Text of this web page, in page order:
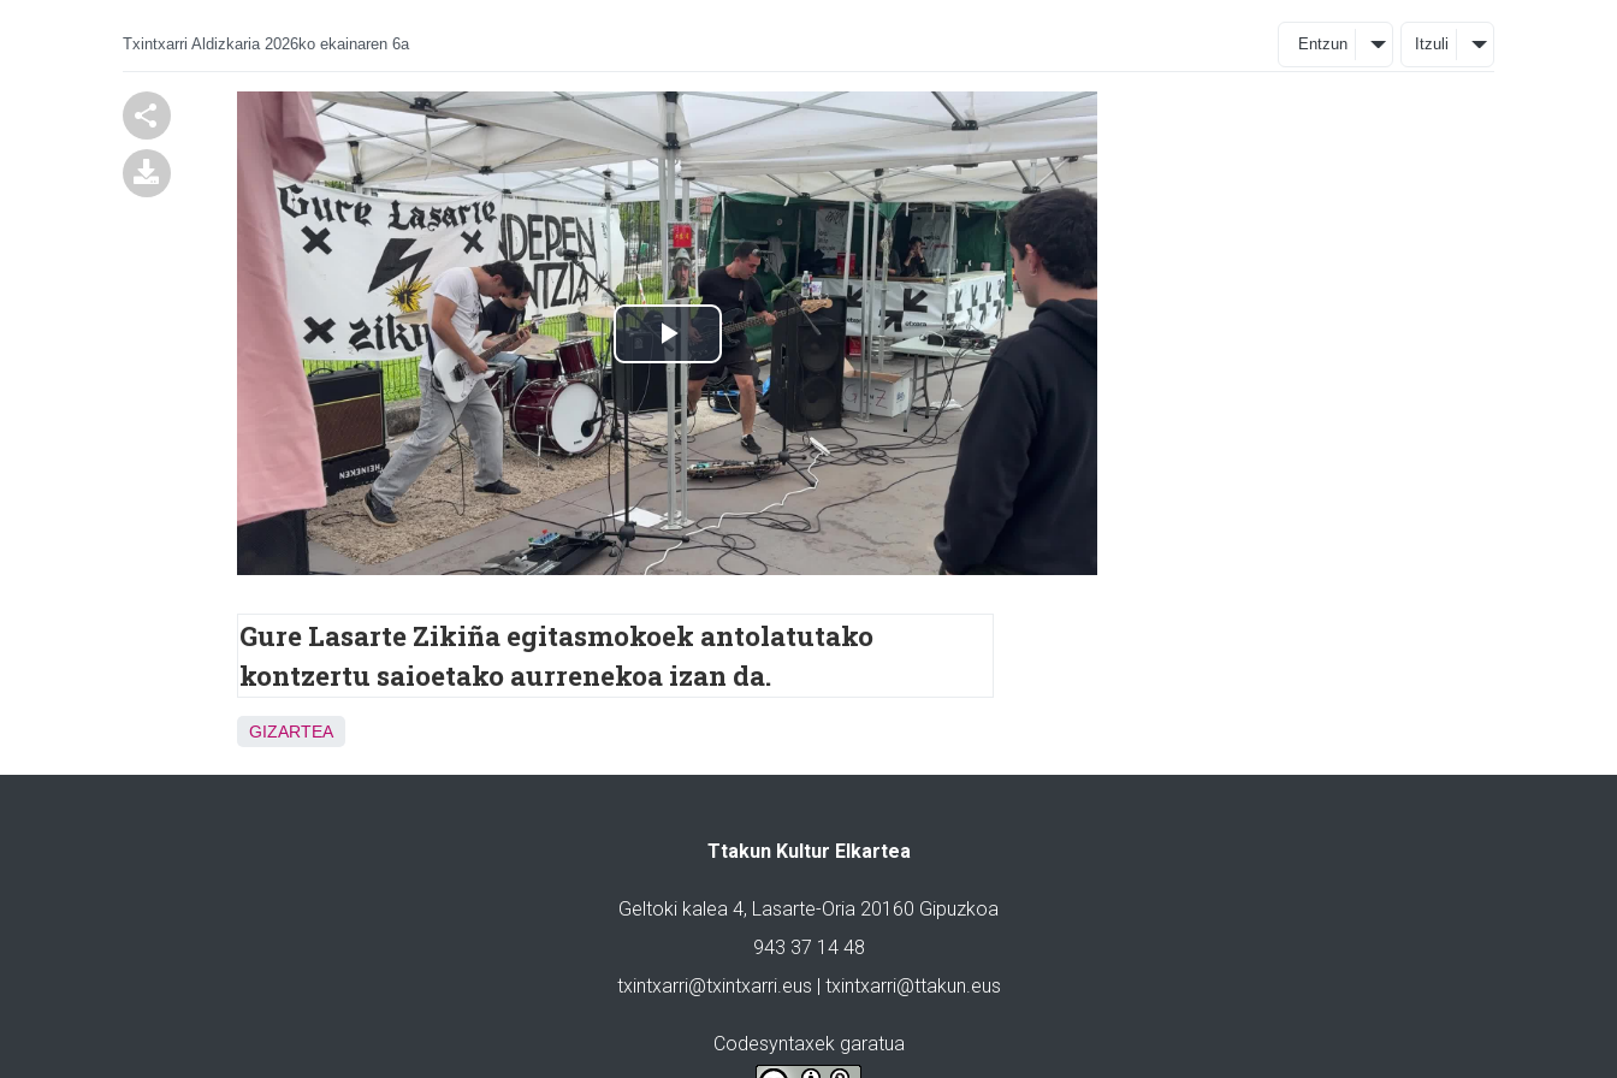
Txintxarri Aldizkaria 2026ko ekainaren 6a Entzun Itzuli
Gure Lasarte Zikiña egitasmokoek antolatutako
kontzertu saioetako aurrenekoa izan da.
GIZARTEA
Ttakun Kultur Elkartea
Geltoki kalea 4, Lasarte-Oria 20160 Gipuzkoa
943 37 14 48
txintxarri@txintxarri.eus | txintxarri@ttakun.eus
Codesyntaxek garatua